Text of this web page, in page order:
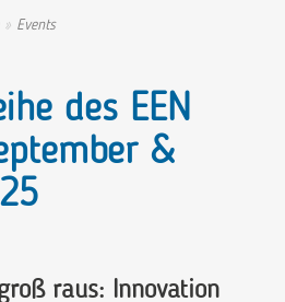
Events
des EEN
&
raus: Innovation